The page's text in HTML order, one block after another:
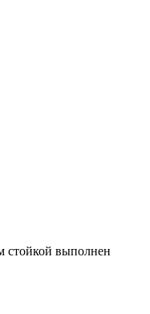
стойкой выполнен